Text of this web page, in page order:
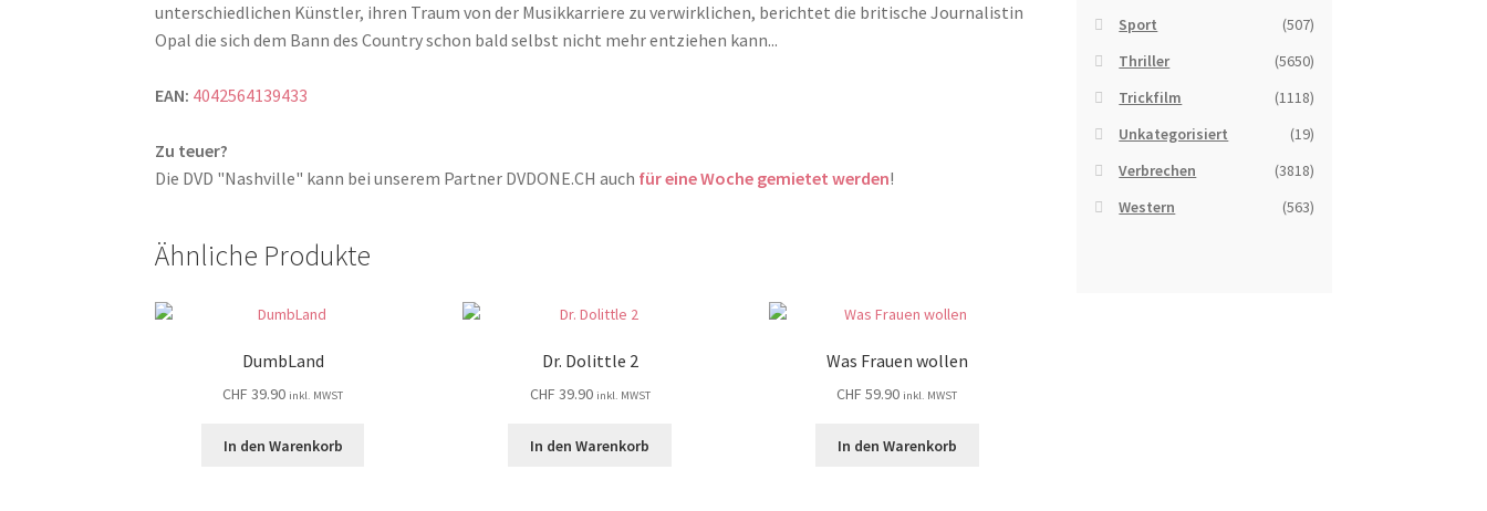
unterschiedlichen Künstler, ihren Traum von der Musikkarriere zu verwirklichen, berichtet die britische Journalistin
Opal die sich dem Bann des Country schon bald selbst nicht mehr entziehen kann...
EAN: 4042564139433
Zu teuer?
Die DVD "Nashville" kann bei unserem Partner DVDONE.CH auch für eine Woche gemietet werden!
Ähnliche Produkte
DumbLand
CHF 39.90 inkl. MWST
In den Warenkorb
Dr. Dolittle 2
CHF 39.90 inkl. MWST
In den Warenkorb
Was Frauen wollen
CHF 59.90 inkl. MWST
In den Warenkorb
Sport
(507)
Thriller
(5650)
Trickfilm
(1118)
Unkategorisiert
(19)
Verbrechen
(3818)
Western
(563)